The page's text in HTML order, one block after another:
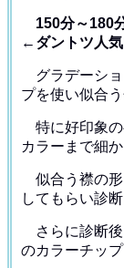
150分～180
←ダントツ人気
グラデーショ
プを使い似合
特に好印象の
カラー まで細
似合う襟の
してもらい診断
さらに診断後
のカラーチッ